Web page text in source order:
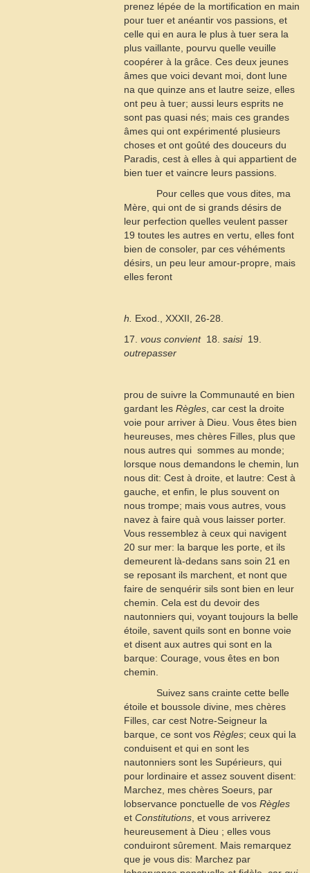
prenez lépée de la mortification en main
pour tuer et anéantir vos passions, et
celle qui en aura le plus à tuer sera la
plus vaillante, pourvu quelle veuille
coopérer à la grâce. Ces deux jeunes
âmes que voici devant moi, dont lune
na que quinze ans et lautre seize, elles
ont peu à tuer; aussi leurs esprits ne
sont pas quasi nés; mais ces grandes
âmes qui ont expérimenté plusieurs
choses et ont goûté des douceurs du
Paradis, cest à elles à qui appartient de
bien tuer et vaincre leurs passions.
Pour celles que vous dites, ma
Mère, qui ont de si grands désirs de
leur perfection quelles veulent passer
19 toutes les autres en vertu, elles font
bien de consoler, par ces véhéments
désirs, un peu leur amour-propre, mais
elles feront
h.
Exod., XXXII, 26-28.
17. vous convient 18. saisi  19.
outrepasser
prou de suivre la Communauté en bien
gardant les Règles , car cest la droite
voie pour arriver à Dieu. Vous êtes bien
heureuses, mes chères Filles, plus que
nous autres qui sommes au monde;
lorsque nous demandons le chemin, lun
nous dit: Cest à droite, et lautre: Cest à
gauche, et enfin, le plus souvent on
nous trompe; mais vous autres, vous
navez à faire quà vous laisser porter.
Vous ressemblez à ceux qui navigent
20 sur mer: la barque les porte, et ils
demeurent là-dedans sans soin 21 en
se reposant ils marchent, et nont que
faire de senquérir sils sont bien en leur
chemin. Cela est du devoir des
nautonniers qui, voyant toujours la belle
étoile, savent quils sont en bonne voie
et disent aux autres qui sont en la
barque: Courage, vous êtes en bon
chemin.
Suivez sans crainte cette belle
étoile et boussole divine, mes chères
Filles, car cest Notre-Seigneur la
barque, ce sont vos Règles; ceux qui la
conduisent et qui en sont les
nautonniers sont les Supérieurs, qui
pour lordinaire et assez souvent disent:
Marchez, mes chères Soeurs, par
lobservance ponctuelle de vos Règles
et Constitutions , et vous arriverez
heureusement à Dieu ; elles vous
conduiront sûrement. Mais remarquez
que je vous dis: Marchez par